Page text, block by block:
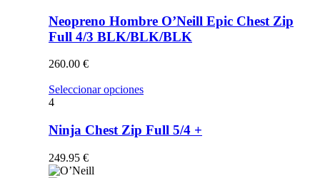
múltiples
variantes.
Las
elegir
página
Neopreno Hombre O’Neill Epic Chest Zip
Full 4/3 BLK/BLK/BLK
260.00 €
Seleccionar opcionesEste
múltiples
variantes.
4
Ninja Chest Zip Full 5/4 +
249.95 €